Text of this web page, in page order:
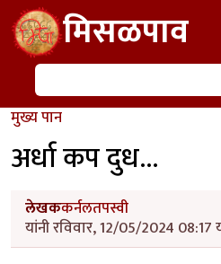
Skip to main contentमिसळपाव
शोध
मुख्य पान
अर्धा कप दुध...
लेखककर्नलतपस्वी
यांनी रविवार, 12/05/2024